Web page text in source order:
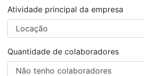
Atividade principal da empresa
Quantidade de colaboradores